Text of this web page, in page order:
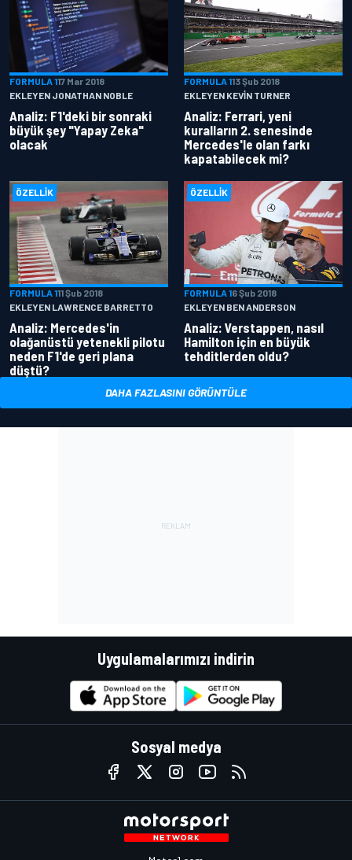
FORMULA 117 Mar 2018
EKLEYEN JONATHAN NOBLE
Analiz: F1'deki bir sonraki
büyük şey "Yapay Zeka"
olacak
FORMULA 113 Şub 2018
EKLEYEN KEVIN TURNER
Analiz: Ferrari, yeni
kuralların 2. senesinde
Mercedes'le olan farkı
kapatabilecek mi?
ÖZELLIK
FORMULA 111 Şub 2018
EKLEYEN LAWRENCE BARRETTO
Analiz: Mercedes'in
olağanüstü yetenekli pilotu
neden F1'de geri plana
düştü?
ÖZELLIK
FORMULA 16 Şub 2018
EKLEYEN BEN ANDERSON
Analiz: Verstappen, nasıl
Hamilton için en büyük
tehditlerden oldu?
DAHA FAZLASINI GÖRÜNTÜLE
Uygulamalarımızı indirin
Sosyal medya